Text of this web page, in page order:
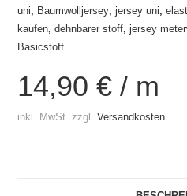
uni, Baumwolljersey,jersey uni,
kaufen,dehnbarer stoff,jersey
Basicstoff
14,90€ / m
inkl. MwSt. zzgl.Versandkosten